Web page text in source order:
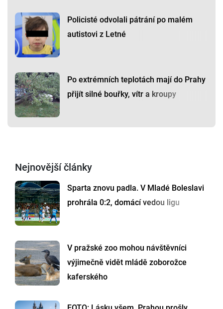
Policisté odvolali pátrání po malém
autistovi z Letné
Po extrémních teplotách mají do Prahy
přijít silné bouřky, vítr a kroupy
Nejnovější články
Sparta znovu padla. V Mladé Boleslavi
prohrála 0:2, domácí vedou ligu
V pražské zoo mohou návštěvníci
výjimečně vidět mládě zoborožce
kaferského